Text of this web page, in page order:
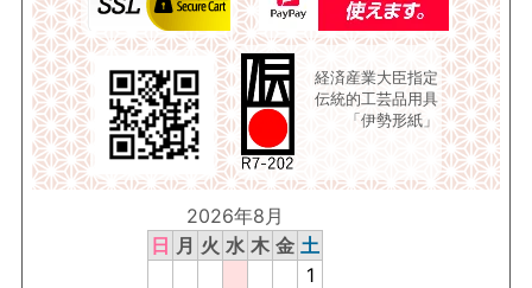
経済産業大臣指定
伝統的工芸品用具
「伊勢形紙」
2026年8月
日 月 火 水 木 金 土
1